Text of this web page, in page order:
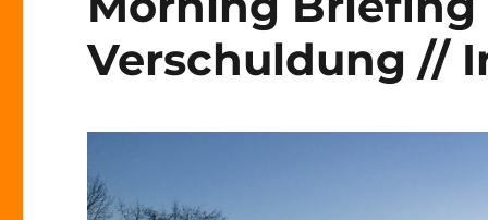
Verschuldung //